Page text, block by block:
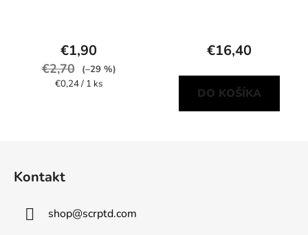
€1,90
€2,70
(–29 %)
Jednotková
€0,24 / 1 ks
€16,40
DO KOŠÍKA
Kontakt
shop@scrptd.com